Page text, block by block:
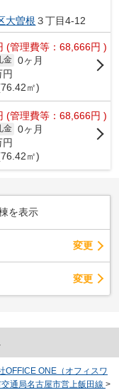
大曽根 ３丁目4-12
(管理費等：68,666円 )
金 0ヶ月
円
㎡)
(管理費等：68,666円 )
金 0ヶ月
円
㎡)
を表示
変更
変更
OFFICE ONE（オフィスワ
通局名古屋市営上飯田線 >